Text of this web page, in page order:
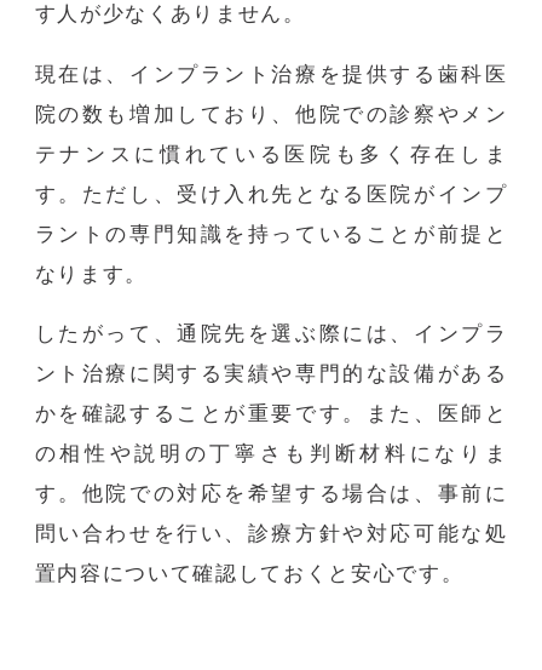
す人が少なくありません。
現在は、インプラント治療を提供する歯科医
院の数も増加しており、他院での診察やメン
テナンスに慣れている医院も多く存在しま
す。ただし、受け入れ先となる医院がインプ
ラントの専門知識を持っていることが前提と
なります。
したがって、通院先を選ぶ際には、インプラ
ント治療に関する実績や専門的な設備がある
かを確認することが重要です。また、医師と
の相性や説明の丁寧さも判断材料になりま
す。他院での対応を希望する場合は、事前に
問い合わせを行い、診療方針や対応可能な処
置内容について確認しておくと安心です。